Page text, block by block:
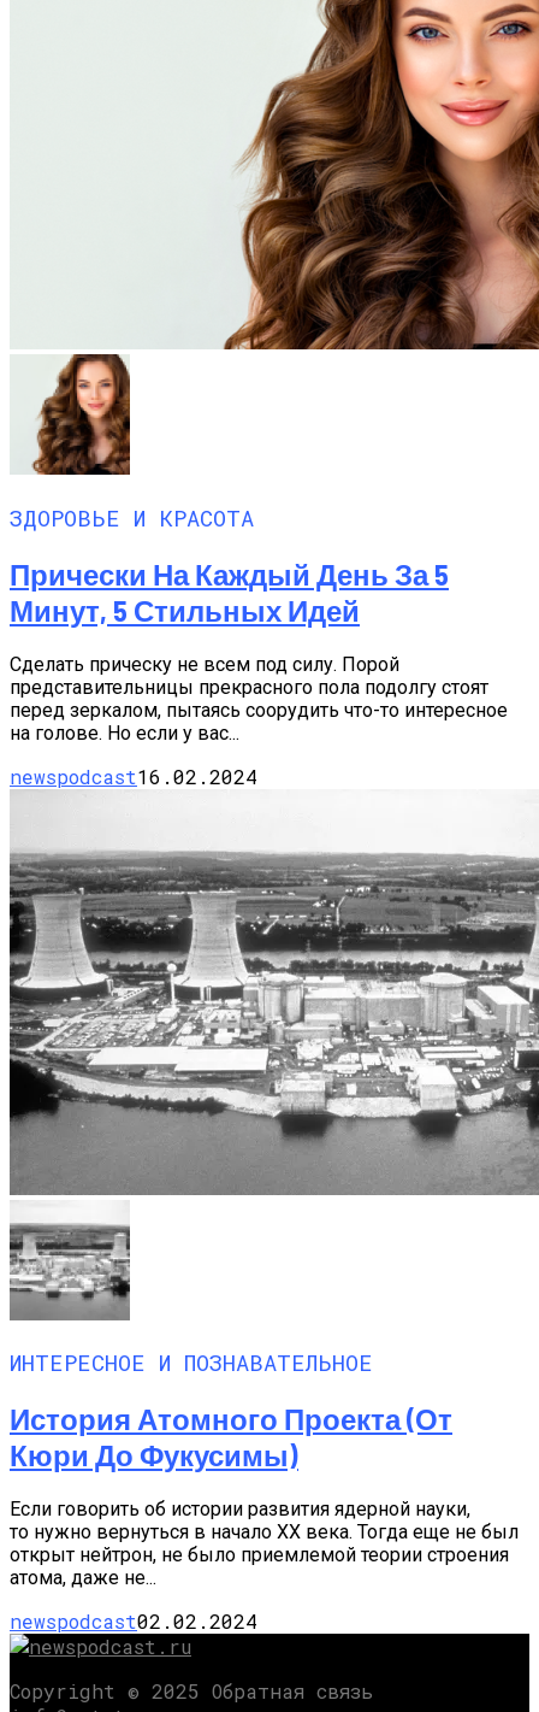
ЗДОРОВЬЕ И КРАСОТА
Прически На Каждый День За 5
Минут, 5 Стильных Идей
Сделать прическу не всем под силу. Порой
представительницы прекрасного пола подолгу стоят
перед зеркалом, пытаясь соорудить что-то интересное
на голове. Но если у вас...
newspodcast16.02.2024
ИНТЕРЕСНОЕ И ПОЗНАВАТЕЛЬНОЕ
История Атомного Проекта (от
Кюри До Фукусимы)
Если говорить об истории развития ядерной науки,
то нужно вернуться в начало XX века. Тогда еще не был
открыт нейтрон, не было приемлемой теории строения
атома, даже не...
newspodcast02.02.2024
Copyright © 2025 Обратная связь